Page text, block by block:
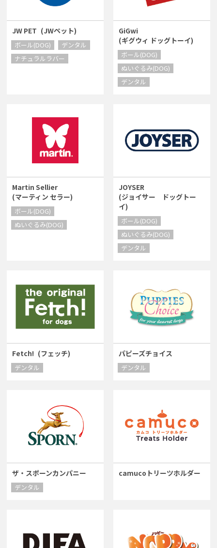
JW PET (JWペット)
ボール(DOG)
デンタル
ナチュラルラバー
GiGwi
(ギグウィ ドッグトーイ)
ボール(DOG)
ぬいぐるみ(DOG)
デンタル
Martin Sellier
(マーティン セラー)
ボール(DOG)
ぬいぐるみ(DOG)
JOYSER
(ジョイサー ドッグトー
イ)
ボール(DOG)
ぬいぐるみ(DOG)
デンタル
Fetch! (フェッチ)
デンタル
パピーズチョイス
デンタル
ザ・スポーンカンパニー
デンタル
camucoトリーツホルダー